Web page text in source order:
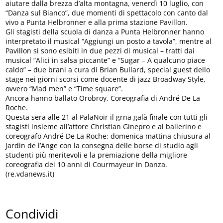
aiutare dalla brezza d’alta montagna, venerdì 10 luglio, con
“Danza sul Bianco”, due momenti di spettacolo con canto dal
vivo a Punta Helbronner e alla prima stazione Pavillon.
Gli stagisti della scuola di danza a Punta Helbronner hanno
interpretato il musical “Aggiungi un posto a tavola”, mentre al
Pavillon si sono esibiti in due pezzi di musical – tratti dai
musical “Alici in salsa piccante” e “Sugar – A qualcuno piace
caldo” – due brani a cura di Brian Bullard, special guest dello
stage nei giorni scorsi come docente di jazz Broadway Style,
ovvero “Mad men” e “Time square”.
Ancora hanno ballato Orobroy, Coreografia di André De La
Roche.
Questa sera alle 21 al PalaNoir il grna galà finale con tutti gli
stagisti insieme all’attore Christian Ginepro e al ballerino e
coreografo André De La Roche; domenica mattina chiusura al
Jardin de l’Ange con la consegna delle borse di studio agli
studenti più meritevoli e la premiazione della migliore
coreografia dei 10 anni di Courmayeur in Danza.
(re.vdanews.it)
Condividi